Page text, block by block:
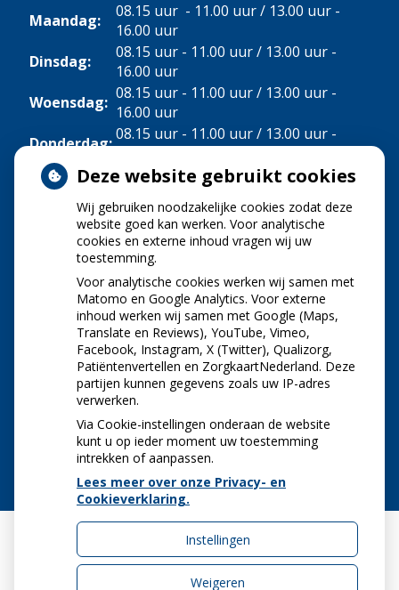
Maandag:
08.15 uur - 11.00 uur / 13.00 uur -
16.00 uur
Dinsdag:
08.15 uur - 11.00 uur / 13.00 uur -
16.00 uur
Woensdag: 08.15 uur - 11.00 uur / 13.00 uur -
16.00 uur
Donderdag:08.15 uur - 11.00 uur / 13.00 uur -
Vrijdag:
08.15 uur - 11.00 uur
NIEUWS
Let op: valse Infomedics-mails over
openstaande rekening
Tanden bleken? Laat het veilig doen!
Gezond tandvlees: de basis voor een gezonde
mond
Naar de tandarts in het buitenland? Wees op je
hoede!
(Mond)zorgkosten gemaakt in 2025? Check of
die aftrekbaar zijn
Uw Zorg Online|Beheer
Deze website gebruikt cookies
Wij gebruiken noodzakelijke cookies zodat deze
website goed kan werken. Voor analytische
cookies en externe inhoud vragen wij uw
toestemming.
Voor analytische cookies werken wij samen met
Matomo en Google Analytics. Voor externe
inhoud werken wij samen met Google (Maps,
Translate en Reviews), YouTube, Vimeo,
Facebook, Instagram, X (Twitter), Qualizorg,
Patiëntenvertellen en ZorgkaartNederland. Deze
partijen kunnen gegevens zoals uw IP-adres
verwerken.
Via Cookie-instellingen onderaan de website
kunt u op ieder moment uw toestemming
intrekken of aanpassen.
Lees meer over onze Privacy- en
Cookieverklaring.
Instellingen
Weigeren